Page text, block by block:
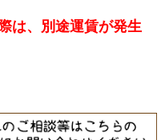
は、別途運賃が発生